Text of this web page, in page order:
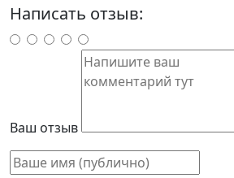
Написать отзыв:
Ваш отзыв